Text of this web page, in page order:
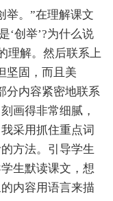
。”在理解课文
‘创举’?为什么说
理解。然后联系上
坚固，而且美
分内容紧密地联系
画得非常细腻，
采用抓住重点词
方法。引导学生
生默读课文，想
内容用语言来描